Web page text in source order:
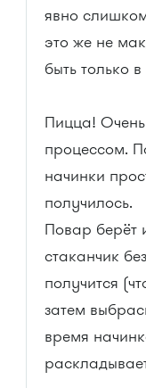
явно
это же не
быть только
Пицца!
процессом.
начинки
получилось.
Повар берёт
стаканчик
получится
затем
время